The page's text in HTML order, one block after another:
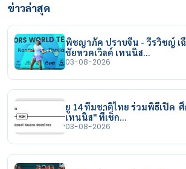
ข่าวล่าสุด
พิชญาภัค ปราบจีน - วีรวิชญ์ เ
ชัยหวดเวิลด์ เทนนิส…
03-08-2026
ยู 14 ทีมชาติไทย ร่วมพิธีเปิด ศึ
เทนนิส" ที่เช็ก…
03-08-2026